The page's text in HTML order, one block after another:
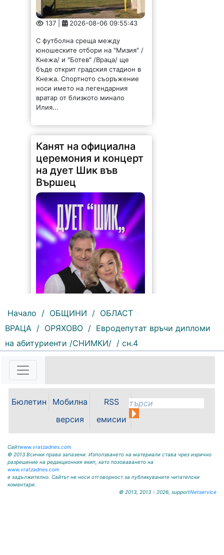
137 | 2026-08-06 09:55:43
С футболна среща между
юношеските отбори на "Мизия" /
Кнежа/ и "Ботев" /Враца/ ще
бъде открит градския стадион в
Кнежа. Спортното съоръжение
носи името на легендарния
вратар от близкото минало
Илия...
Канят на официална
церемония и концерт
на дует Шик във
Вършец
127 | 2026-08-06 09:51:21
церемония по повод Празника на
курорта, минералната вода и
Балкана. Програмата ще започне
с официална церемония и
водосвет, а водещ на вечерта ще
бъде Петя Генова. След...
Начало / ОБЩИНИ / ОБЛАСТ
ВРАЦА / ОРЯХОВО / Евродепутат връчи дипломи
на абитуриенти /СНИМКИ/ / сн.4
Бюлетин
Мобилна
версия
RSS
емисии
Сайтwww.vratzadnes.com
© 2013 Всички права запазени. Използването на материали става чрез изрично
разрешение на редакционния екип, като позоваването на
www.vratzadnes.com
е задължително. Сайтът не носи отговорност за публикуваните читателски
коментари.
© 2013, 2013 - 2026, supportNetservice